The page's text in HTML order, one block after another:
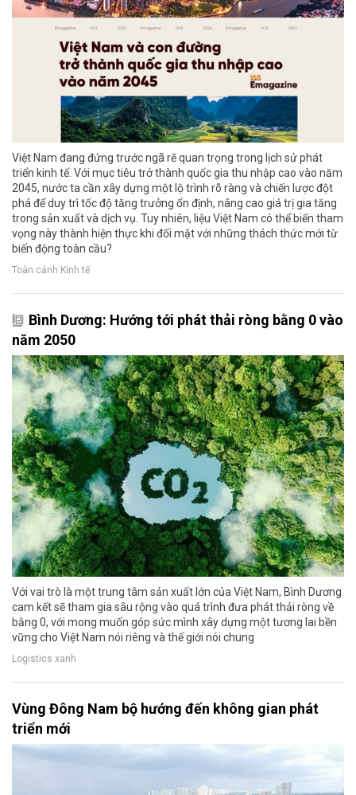
Việt Nam đang đứng trước ngã rẽ quan trọng trong lịch sử phát
triển kinh tế. Với mục tiêu trở thành quốc gia thu nhập cao vào năm
2045, nước ta cần xây dựng một lộ trình rõ ràng và chiến lược đột
phá để duy trì tốc độ tăng trưởng ổn định, nâng cao giá trị gia tăng
trong sản xuất và dịch vụ. Tuy nhiên, liệu Việt Nam có thể biến tham
vọng này thành hiện thực khi đối mặt với những thách thức mới từ
biến động toàn cầu?
Toàn cảnh Kinh tế
Bình Dương: Hướng tới phát thải ròng bằng 0 vào
năm 2050
Với vai trò là một trung tâm sản xuất lớn của Việt Nam, Bình Dương
cam kết sẽ tham gia sâu rộng vào quá trình đưa phát thải ròng về
bằng 0, với mong muốn góp sức mình xây dựng một tương lai bền
vững cho Việt Nam nói riêng và thế giới nói chung
Logistics xanh
Vùng Đông Nam bộ hướng đến không gian phát
triển mới